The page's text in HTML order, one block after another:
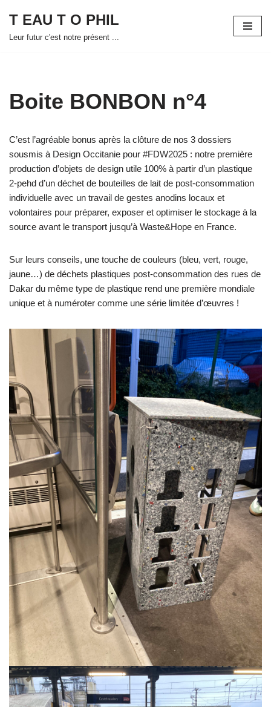
Aller
T EAU T O PHIL
Leur futur c'est notre présent ...
Boite BONBON n°4
C’est l’agréable bonus après la clôture de nos 3 dossiers
sousmis à Design Occitanie pour #FDW2025 : notre première
production d’objets de design utile 100% à partir d’un plastique
2-pehd d’un déchet de bouteilles de lait de post-consommation
individuelle avec un travail de gestes anodins locaux et
volontaires pour préparer, exposer et optimiser le stockage à la
source avant le transport jusqu’à Waste&Hope en France.
Sur leurs conseils, une touche de couleurs (bleu, vert, rouge,
jaune…) de déchets plastiques post-consommation des rues de
Dakar du même type de plastique rend une première mondiale
unique et à numéroter comme une série limitée d’œuvres !